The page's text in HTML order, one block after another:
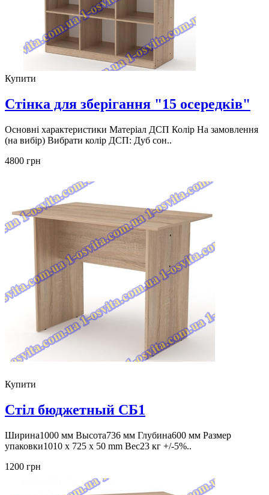
Купити
Стінка для зберігання "15 осередків"
Основні характеристики Матеріал ДСП Колір На замовлення
(на вибір) Вибрати колір ДСП: Дуб сон..
4800 грн
Купити
Стіл бюджетный СБ1
Ширина1000 мм Высота736 мм Глубина600 мм Размер
упаковки1010 x 725 x 50 mm Вес23 кг +/-5%..
1200 грн